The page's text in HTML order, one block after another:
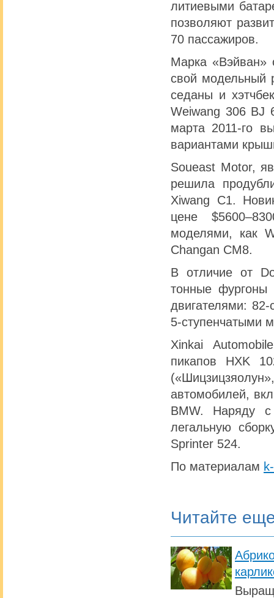
литиевыми
позволяют
70 пассажиров.
Марка «Вэйван»
свой модельный
седаны и
Weiwang 306 BJ
марта 2011-го
вариантами
Soueast Motor,
решила
Xiwang C1.
цене
моделями, как
Changan CM8.
В отличие от
тонные фургоны
двигателями:
5-ступенчатыми
Xinkai
пикапов HXK
автомобилей,
BMW. Наряду
легальную
Sprinter 524.
По материалам
Читайте